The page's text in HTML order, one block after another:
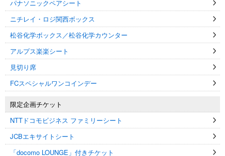
パナソニックペアシート
ニチレイ・ロジ関西ボックス
松谷化学ボックス／松谷化学カウンター
アルプス楽楽シート
見切り席
FCスペシャルワンコインデー
限定企画チケット
NTTドコモビジネス ファミリーシート
JCBエキサイトシート
「docomo LOUNGE」付きチケット